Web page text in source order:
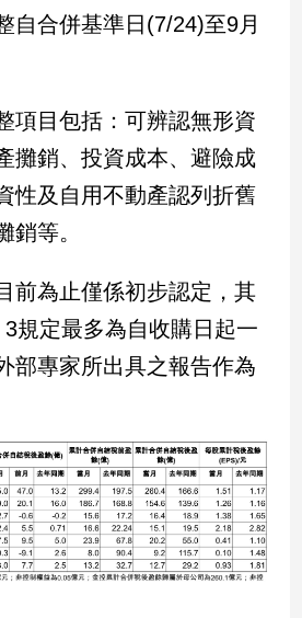
自合併基準日(7/24)至9月
項目包括：可辨認無形資
攤銷、投資成本、避險成
性及自用不動產認列折舊
銷等。
前為止僅係初步認定，其
規定最多為自收購日起一
部專家所出具之報告作為